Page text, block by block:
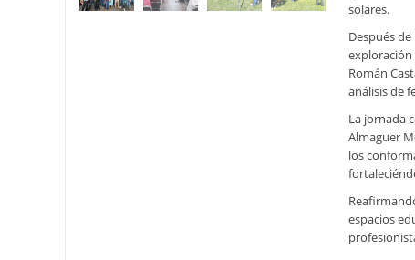
solares.
Después
exploración
Román
análisis de
La jornada
Almaguer
los
espacios